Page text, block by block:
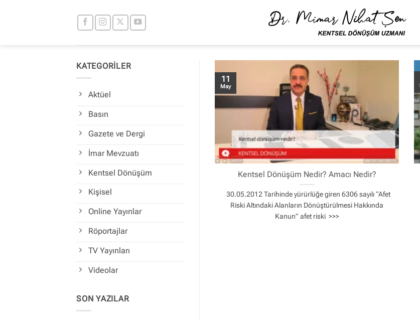
KATEGORİLER
Aktüel
Basın
Gazete ve Dergi
İmar Mevzuatı
Kentsel Dönüşüm
Kişisel
Online Yayınlar
Röportajlar
TV Yayınları
Videolar
SON YAZILAR
Kentsel Dönüşüm Nedir? Amacı Nedir?
30.05.2012 Tarihinde yürürlüğe giren 6306 sayılı “Afet
Riski Altındaki Alanların Dönüştürülmesi Hakkında
Kanun” afet riski >>>
11
May